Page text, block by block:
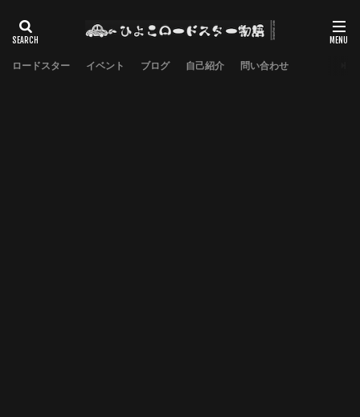
ロードスター イベント ブログ 自己紹介 問い合わせ